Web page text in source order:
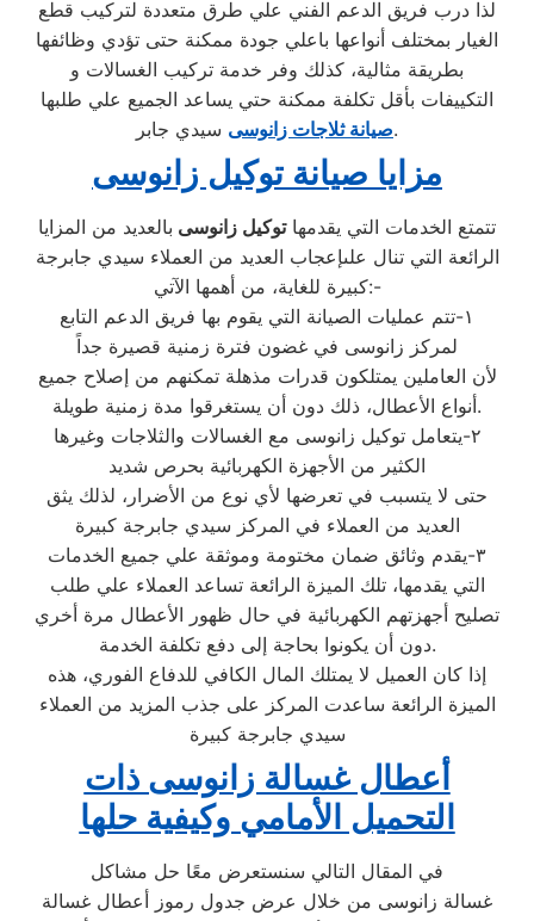
لذا درب فريق الدعم الفني علي طرق متعددة لتركيب قطع
الغيار بمختلف أنواعها باعلي جودة ممكنة حتى تؤدي وظائفها
بطريقة مثالية، كذلك وفر خدمة تركيب الغسالات و
التكييفات بأقل تكلفة ممكنة حتي يساعد الجميع علي طلبها
صيانة ثلاجات زانوسىسيدي جابر.
مزايا صيانة توكيل زانوسى
تتمتع الخدمات التي يقدمهاتوكيل زانوسى بالعديد من المزايا
الرائعة التي تنال علىإعجاب العديد من العملاء سيدي جابرجة
كبيرة للغاية، من أهمها الآتي:-
١-تتم عمليات الصيانة التي يقوم بها فريق الدعم التابع
لمركز زانوسى في غضون فترة زمنية قصيرة جداً
لأن العاملين يمتلكون قدرات مذهلة تمكنهم من إصلاح جميع
أنواع الأعطال، ذلك دون أن يستغرقوا مدة زمنية طويلة.
٢-يتعامل توكيل زانوسى مع الغسالات والثلاجات وغيرها
الكثير من الأجهزة الكهربائية بحرص شديد
حتى لا يتسبب في تعرضها لأي نوع من الأضرار، لذلك يثق
العديد من العملاء في المركز سيدي جابرجة كبيرة
٣-يقدم وثائق ضمان مختومة وموثقة علي جميع الخدمات
التي يقدمها، تلك الميزة الرائعة تساعد العملاء علي طلب
تصليح أجهزتهم الكهربائية في حال ظهور الأعطال مرة أخري
دون أن يكونوا بحاجة إلى دفع تكلفة الخدمة.
إذا كان العميل لا يمتلك المال الكافي للدفاع الفوري، هذه
الميزة الرائعة ساعدت المركز على جذب المزيد من العملاء
سيدي جابرجة كبيرة
أعطال غسالة زانوسى ذات
التحميل الأمامي وكيفية حلها
في المقال التالي سنستعرض معًا حل مشاكل
غسالة زانوسى من خلال عرض جدول رموز أعطال غسالة